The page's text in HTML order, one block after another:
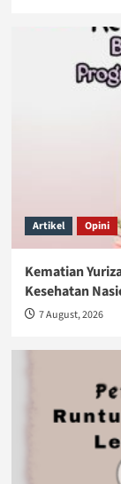
Artikel Opini
Kematian
Kesehatan
7 August, 2026